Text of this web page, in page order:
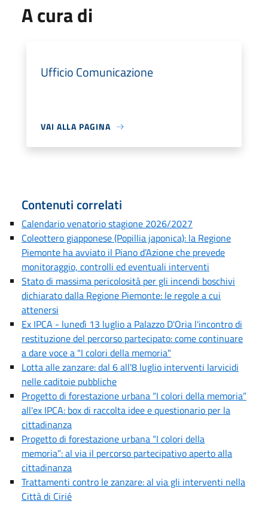
A cura di
Ufficio Comunicazione
VAI ALLA PAGINA
Contenuti correlati
Calendario venatorio stagione 2026/2027
Coleottero giapponese (Popillia japonica): la Regione
Piemonte ha avviato il Piano d’Azione che prevede
monitoraggio, controlli ed eventuali interventi
Stato di massima pericolosità per gli incendi boschivi
dichiarato dalla Regione Piemonte: le regole a cui
attenersi
Ex IPCA - lunedì 13 luglio a Palazzo D'Oria l'incontro di
restituzione del percorso partecipato: come continuare
a dare voce a "I colori della memoria"
Lotta alle zanzare: dal 6 all'8 luglio interventi larvicidi
nelle caditoie pubbliche
Progetto di forestazione urbana “I colori della memoria”
all'ex IPCA: box di raccolta idee e questionario per la
cittadinanza
Progetto di forestazione urbana “I colori della
memoria”: al via il percorso partecipativo aperto alla
cittadinanza
Trattamenti contro le zanzare: al via gli interventi nella
Città di Cirié